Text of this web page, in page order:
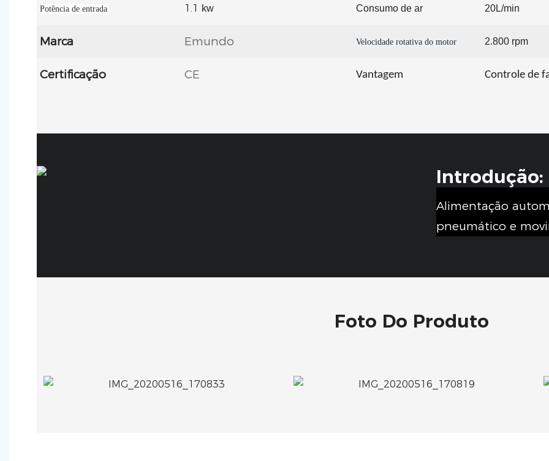
Potência de entrada 1.1 kw Consumo de ar 20L/min
Marca Emundo Velocidade rotativa do motor 2.800 rpm
Certificação CE Vantagem Controle de
Introdução:
Alimentação
pneumático e
Foto Do Produto